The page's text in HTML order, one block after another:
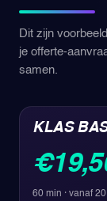
Dit zijn
je offerte-
samen.
KLAS
60 min · vanaf